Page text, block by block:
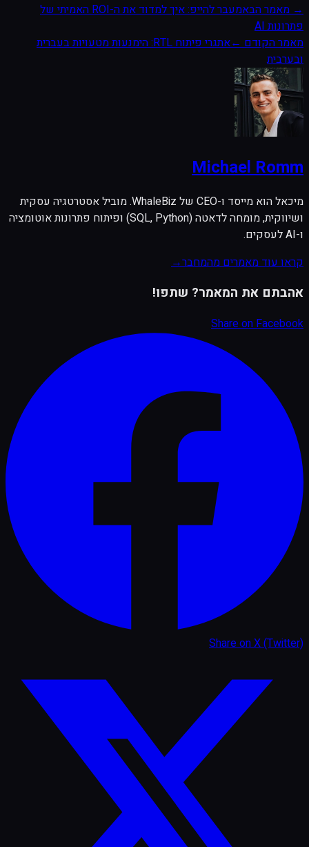
→ מאמר הבא
מעבר להייפ: איך למדוד את ה-ROI האמיתי של
פתרונות AI
מאמר הקודם ←
אתגרי פיתוח RTL: הימנעות מטעויות בעברית
ובערבית
Michael Romm
מיכאל הוא מייסד ו-CEO של WhaleBiz. מוביל אסטרטגיה עסקית
ושיווקית, מומחה לדאטה (SQL, Python) ופיתוח פתרונות אוטומציה
ו-AI לעסקים.
קראו עוד מאמרים מהמחבר→
אהבתם את המאמר? שתפו!
Share onFacebook
Share onX (Twitter)